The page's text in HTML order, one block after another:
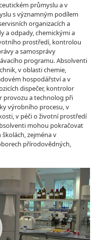
průmyslu a v
s významným podílem
organizacích a
a odpady, chemickými a
prostředí, kontrolou
a samosprávy
programu. Absolventi
v oblasti chemie,
hospodářství a v
dispečer, kontrolor
provozu a technolog při
výrobního procesu, v
v péči o životní prostředí
mohou pokračovat
zejména v
přírodovědných,